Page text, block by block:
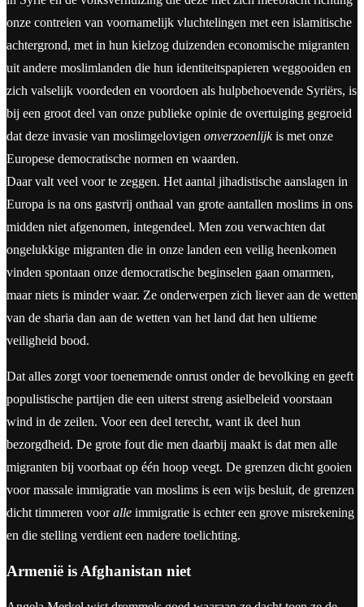
onze contreien van voornamelijk vluchtelingen met een islamitische
achtergrond, met in hun kielzog duizenden economische migranten
uit andere moslimlanden die hun identiteitspapieren weggooiden en
zich valselijk voordeden en voordoen als hulpbehoevende Syriërs, is
bij een groot deel van onze publieke opinie de overtuiging gegroeid
dat deze invasie van moslimgelovigen onverzoenlijkis met onze
Europese democratische normen en waarden.
Daar valt veel voor te zeggen. Het aantal jihadistische aanslagen in
Europa is na ons gastvrij onthaal van grote aantallen moslims in ons
midden niet afgenomen, integendeel. Men zou verwachten dat
ongelukkige migranten die in onze landen een veilig heenkomen
vinden spontaan onze democratische beginselen gaan omarmen,
maar niets is minder waar. Ze onderwerpen zich liever aan de wetten
van de sharia dan aan de wetten van het land dat hen ultieme
veiligheid bood.
Dat alles zorgt voor toenemende onrust onder de bevolking en geeft
populistische partijen die een uiterst streng asielbeleid voorstaan
wind in de zeilen. Voor een deel terecht, want ik deel hun
bezorgdheid. De grote fout die men daarbij maakt is dat men alle
migranten bij voorbaat op één hoop veegt. De grenzen dicht gooien
voor massale immigratie van moslims is een wijs besluit, de grenzen
dicht timmeren vooralle immigratie is echter een grove misrekening
en die stelling verdient een nadere toelichting.
Armenië is Afghanistan niet